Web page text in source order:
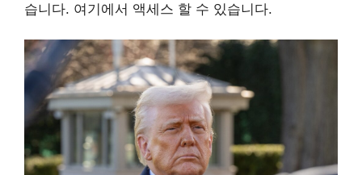
습니다. 여기에서 액세스 할 수 있습니다.